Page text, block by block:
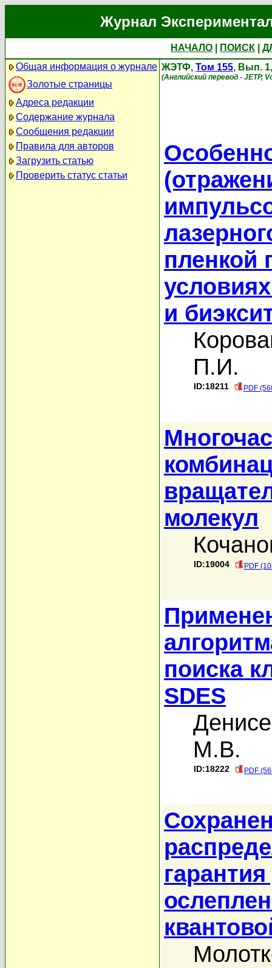
Журнал
НАЧАЛО ПОИСК
Общая информация о журнале
Золотые страницы
Адреса редакции
Содержание журнала
Сообщения редакции
Правила для авторов
Загрузить статью
Проверить статус статьи
ЖЭТФ, Том 155, Вып.
(Английский перевод - JETP,
пленкой
и
П.И.
ID:18211 PDF
молекул
ID:19004 PDF
поиска
SDES
М.В.
ID:18222 PDF